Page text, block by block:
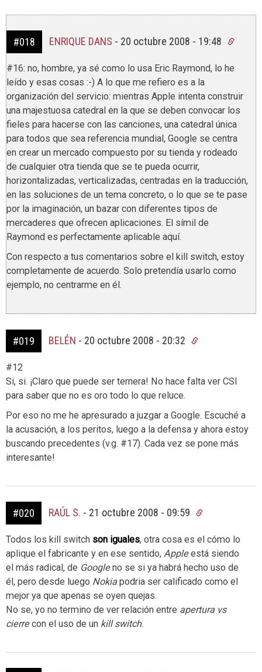
#018 ENRIQUE DANS - 20 octubre 2008 - 19:48
#16: no, hombre, ya sé como lo usa Eric Raymond, lo he
leído y esas cosas :-) A lo que me refiero es a la
organización del servicio: mientras Apple intenta construir
una majestuosa catedral en la que se deben convocar los
fieles para hacerse con las canciones, una catedral única
para todos que sea referencia mundial, Google se centra
en crear un mercado compuesto por su tienda y rodeado
de cualquier otra tienda que se te pueda ocurrir,
horizontalizadas, verticalizadas, centradas en la traducción,
en las soluciones de un tema concreto, o lo que se te pase
por la imaginación, un bazar con diferentes tipos de
mercaderes que ofrecen aplicaciones. El símil de
Raymond es perfectamente aplicable aquí.
Con respecto a tus comentarios sobre el kill switch, estoy
completamente de acuerdo. Solo pretendía usarlo como
ejemplo, no centrarme en él.
#019 BELÉN - 20 octubre 2008 - 20:32
#12
Si, si. ¡Claro que puede ser ternera! No hace falta ver CSI
para saber que no es oro todo lo que reluce.
Por eso no me he apresurado a juzgar a Google. Escuché a
la acusación, a los peritos, luego a la defensa y ahora estoy
buscando precedentes (v.g. #17). Cada vez se pone más
interesante!
#020 RAÚL S. - 21 octubre 2008 - 09:59
Todos los kill switch son iguales, otra cosa es el cómo lo
aplique el fabricante y en ese sentido, Appleestá siendo
el más radical, de Googleno se si ya habrá hecho uso de
él, pero desde luego Nokiapodria ser calificado como el
mejor ya que apenas se oyen quejas.
No se, yo no termino de ver relación entre apertura vs
cierrecon el uso de un kill switch.